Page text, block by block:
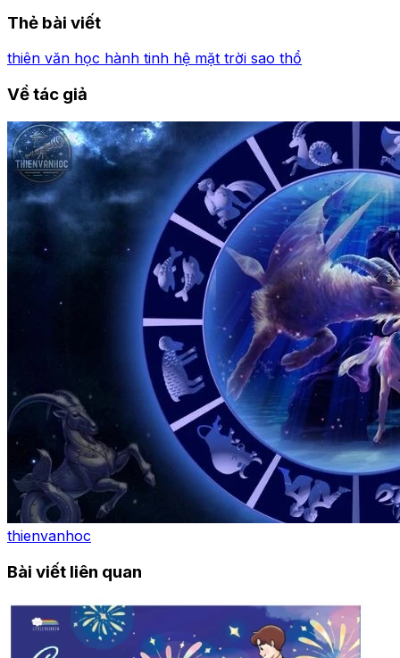
Thẻ bài viết
thiên văn học hành tinh hệ mặt trời sao thổ
Về tác giả
thienvanhoc
Bài viết liên quan